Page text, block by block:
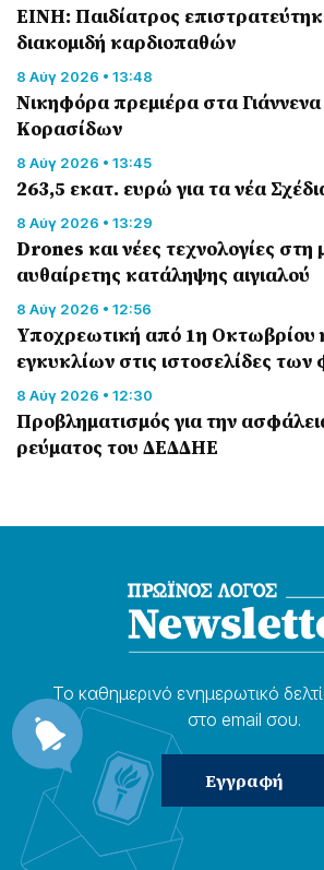
ΕΙΝΗ: Παιδίατρος
διακομιδή καρδιοπαθών
8 Αύγ 2026 • 13:48
Nικηφόρα πρεμιέρα στα Γιάννενα
Κορασίδων
8 Αύγ 2026 • 13:45
263,5 εκατ. ευρώ για τα νέα
8 Αύγ 2026 • 13:29
Drones και νέες τεχνολογίες στη
αυθαίρετης κατάληψης αιγιαλού
8 Αύγ 2026 • 12:56
Υποχρεωτική από 1η Οκτωβρίου
εγκυκλίων στις ιστοσελίδες
8 Αύγ 2026 • 12:30
Προβληματισμός για την
ρεύματος του ΔΕΔΔΗΕ
Το καθημερɩνό ενημερωτɩκό
στο email σου.